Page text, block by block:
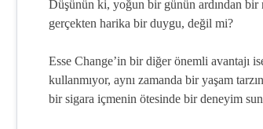
Düşünün ki, yoğun bir günün ardından
gerçekten harika bir duygu, değil mi?
Esse Change’in bir diğer önemli avantajı
kullanmıyor, aynı zamanda bir yaşam
bir sigara içmenin ötesinde bir deneyim